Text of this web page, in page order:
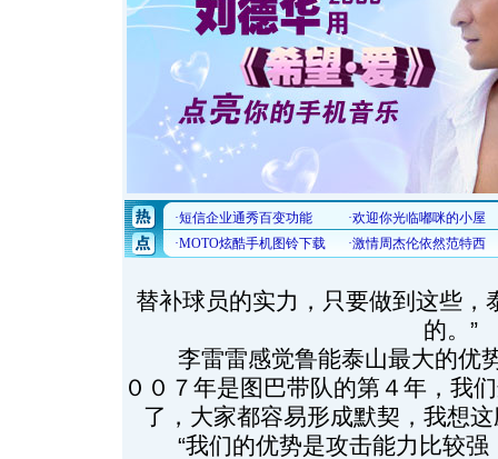
替补球员的实力，只要做到这些，
的。”
李雷雷感觉鲁能泰山最大的优势
００７年是图巴带队的第４年，我
了，大家都容易形成默契，我想
“我们的优势是攻击能力比较强